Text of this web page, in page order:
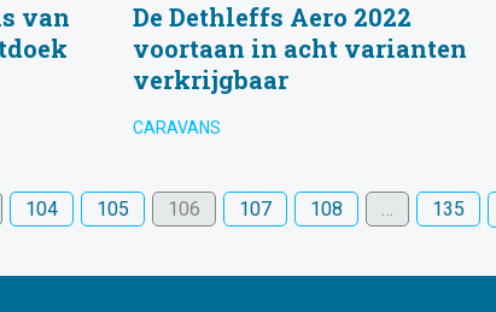
van
De Dethleffs Aero 2022
voortaan in acht varianten
verkrijgbaar
CARAVANS
104 105 106 107 108 … 135